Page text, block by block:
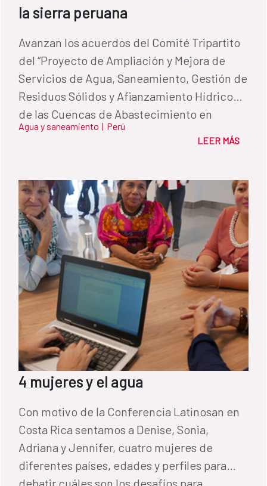
la sierra peruana
Avanzan los acuerdos del Comité Tripartito
del “Proyecto de Ampliación y Mejora de
Servicios de Agua, Saneamiento, Gestión de
Residuos Sólidos y Afianzamiento Hídrico
de las Cuencas de Abastecimiento en
Comunidades Rurales y Distritos AMSAT”,
y Saneamiento (FCAS).
Agua y saneamiento | Perú
LEER MÁS
4 mujeres y el agua
Con motivo de la Conferencia Latinosan en
Costa Rica sentamos a Denise, Sonia,
Adriana y Jennifer, cuatro mujeres de
diferentes países, edades y perfiles para
debatir cuáles son los desafíos para